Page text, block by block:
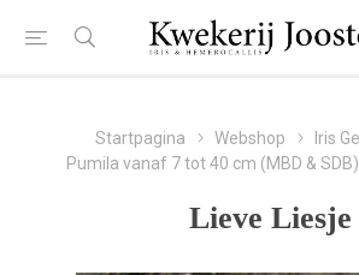
Startpagina Webshop
Iris
Pumila vanaf 7 tot 40 cm (MBD & SDB)
Lieve Liesje